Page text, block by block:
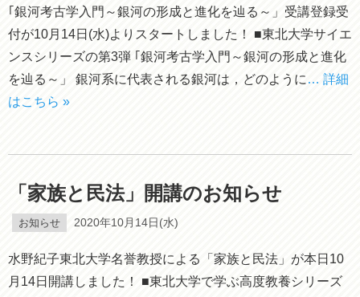
｢銀河考古学入門～銀河の形成と進化を辿る～」受講登録受
付が10月14日(水)よりスタートしました！ ■東北大学サイエ
ンスシリーズの第3弾 ｢銀河考古学入門～銀河の形成と進化
を辿る～」 銀河系に代表される銀河は，どのように … 詳細
はこちら »
「家族と民法」開講のお知らせ
お知らせ 2020年10月14日(水)
水野紀子東北大学名誉教授による「家族と民法」が本日10
月14日開講しました！ ■東北大学で学ぶ高度教養シリーズ